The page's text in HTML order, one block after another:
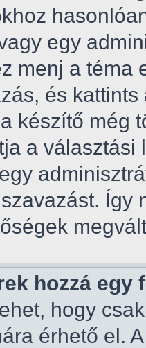
egy
menj a téma
és
készítő még
a
Így
hozzá egy
hogy
érhető el.